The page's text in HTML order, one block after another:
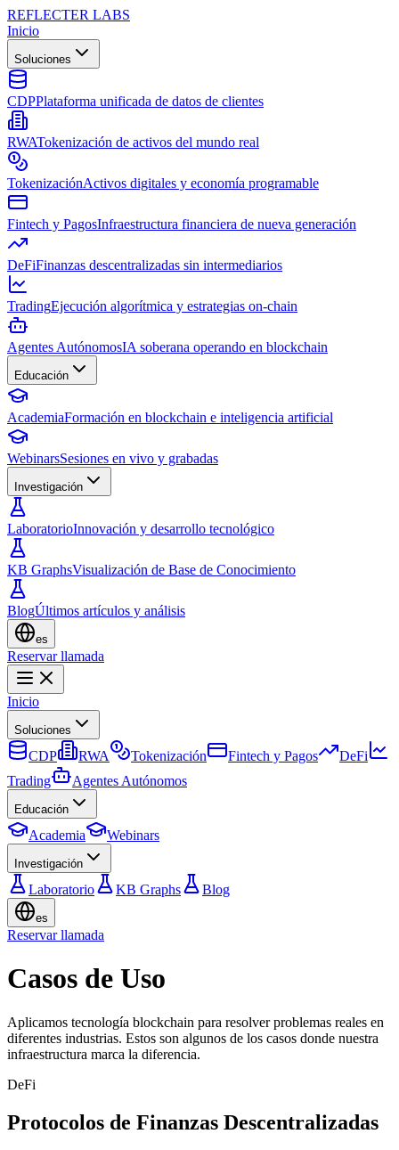
REFLECTER LABS
Inicio
Soluciones
CDPPlataforma unificada de datos de clientes
RWATokenización de activos del mundo real
TokenizaciónActivos digitales y economía programable
Fintech y PagosInfraestructura financiera de nueva generación
DeFiFinanzas descentralizadas sin intermediarios
TradingEjecución algorítmica y estrategias on-chain
Agentes AutónomosIA soberana operando en blockchain
Educación
AcademiaFormación en blockchain e inteligencia artificial
WebinarsSesiones en vivo y grabadas
Investigación
LaboratorioInnovación y desarrollo tecnológico
KB GraphsVisualización de Base de Conocimiento
BlogÚltimos artículos y análisis
es
Reservar llamada
Inicio
Soluciones
CDP RWA Tokenización Fintech y Pagos
DeFi
Trading
Agentes Autónomos
Educación
Academia Webinars
Investigación
Laboratorio KB Graphs Blog
es
Reservar llamada
Casos de Uso
Aplicamos tecnología blockchain para resolver problemas reales en
diferentes industrias. Estos son algunos de los casos donde nuestra
infraestructura marca la diferencia.
DeFi
Protocolos de Finanzas Descentralizadas